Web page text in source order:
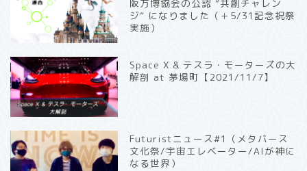
阪万博協会の公認 “共創チャレン
ジ” になりました（＋5/31記念祝祭
実施）
Space X & テスラ・モーターズの大
解剖 at 茅場町【2021/11/7】
Futuristニュース#1（メタバース
文化祭/宇宙エレベーター/AIが神に
なる世界）